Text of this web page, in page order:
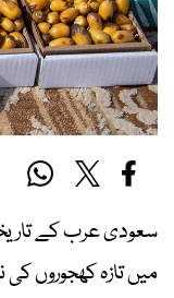
سعودی عرب کے
میں تازہ کھجوروں